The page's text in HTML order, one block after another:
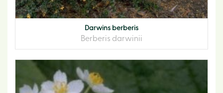
Darwins berberis
Berberis darwinii